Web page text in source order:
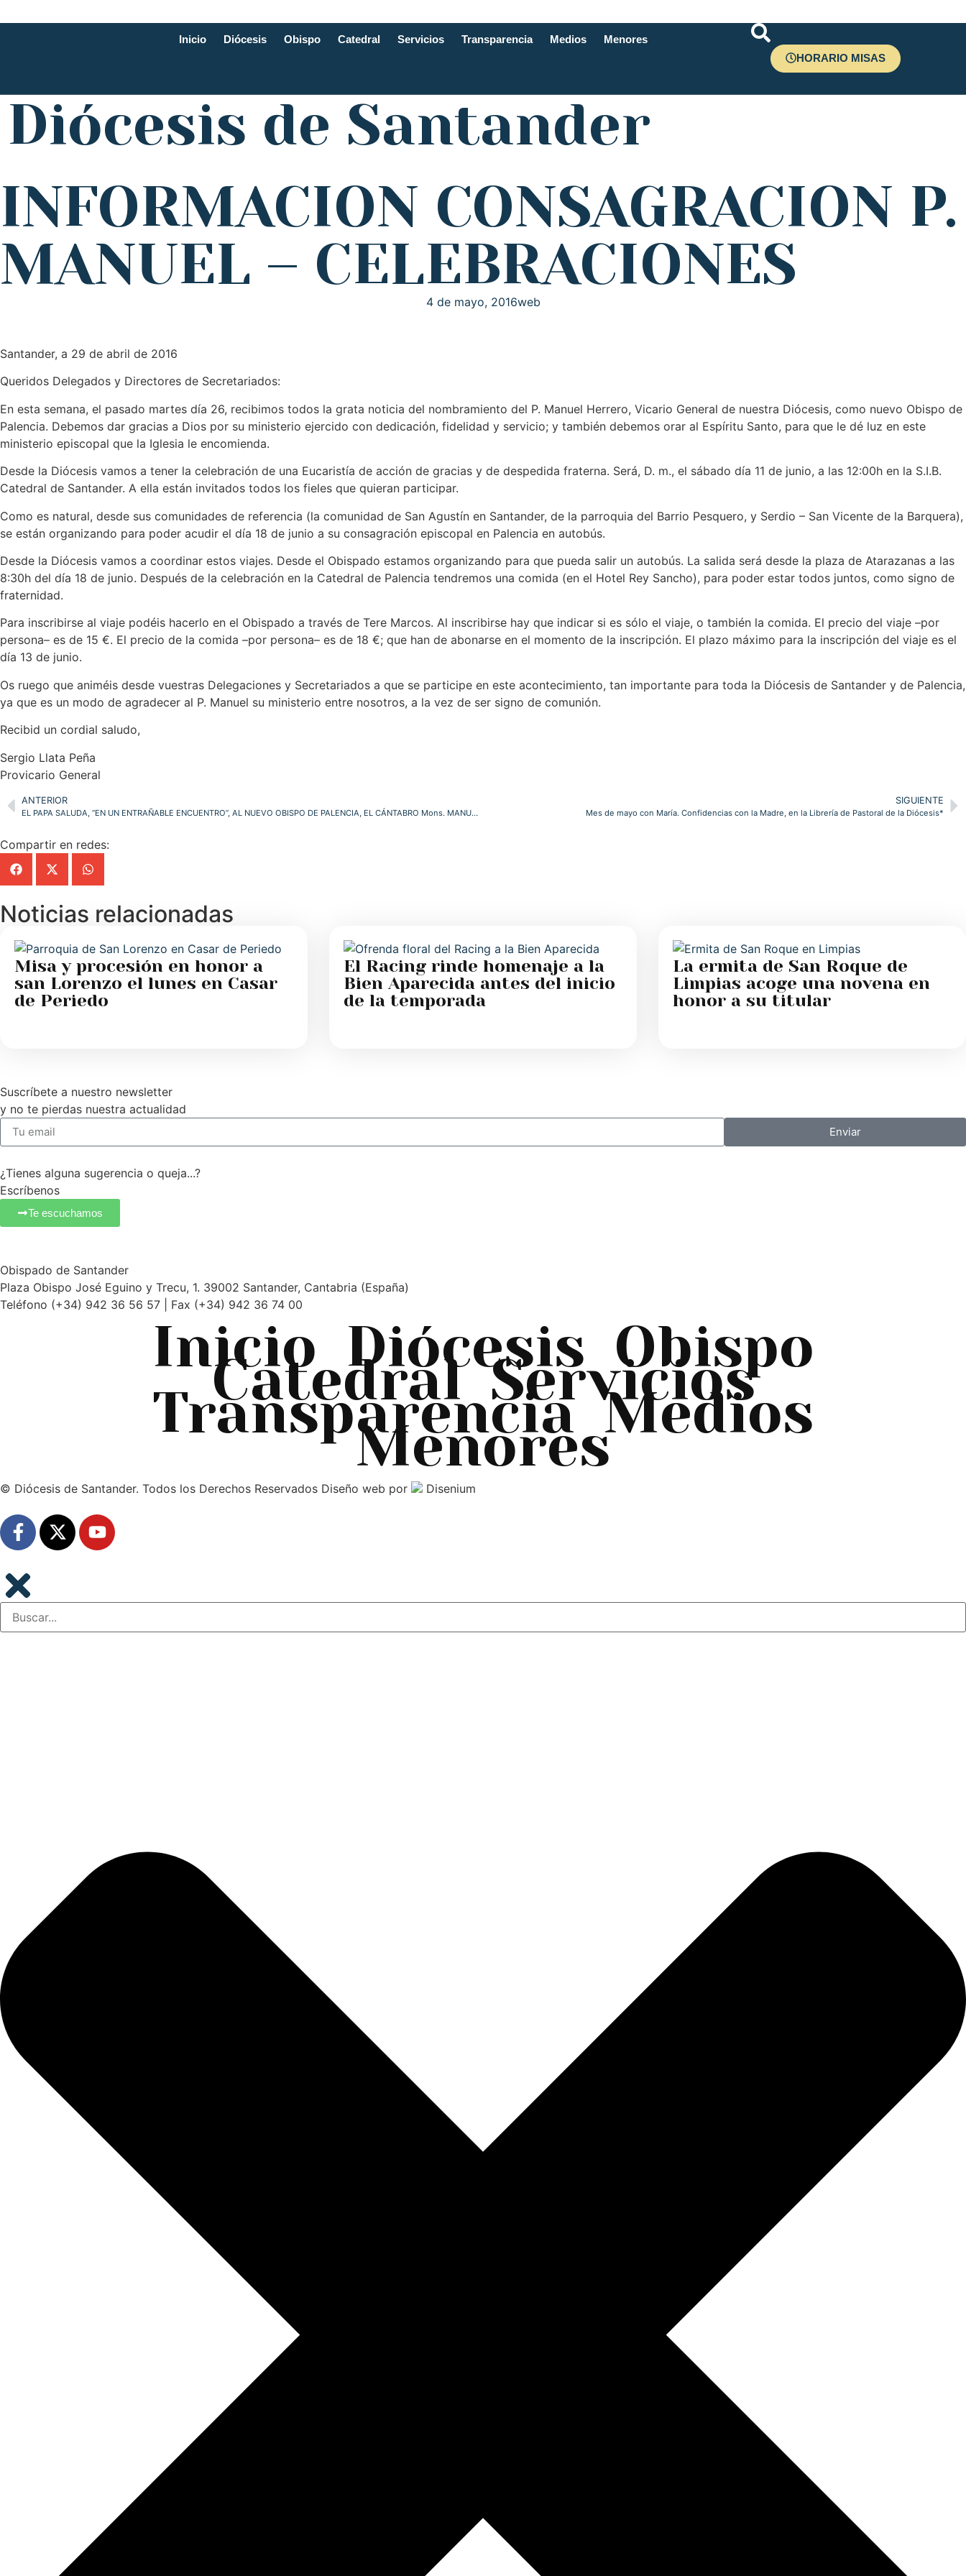
Inicio Diócesis Obispo Catedral Servicios Transparencia Medios
Menores
HORARIO MISAS
Diócesis de Santander
INFORMACION CONSAGRACION P.
MANUEL – CELEBRACIONES
4 de mayo, 2016web
Santander, a 29 de abril de 2016
Queridos Delegados y Directores de Secretariados:
En esta semana, el pasado martes día 26, recibimos todos la grata noticia del nombramiento del P. Manuel Herrero, Vicario General de nuestra Diócesis, como nuevo Obispo de
Palencia. Debemos dar gracias a Dios por su ministerio ejercido con dedicación, fidelidad y servicio; y también debemos orar al Espíritu Santo, para que le dé luz en este
ministerio episcopal que la Iglesia le encomienda.
Desde la Diócesis vamos a tener la celebración de una Eucaristía de acción de gracias y de despedida fraterna. Será, D. m., el sábado día 11 de junio, a las 12:00h en la S.I.B.
Catedral de Santander. A ella están invitados todos los fieles que quieran participar.
Como es natural, desde sus comunidades de referencia (la comunidad de San Agustín en Santander, de la parroquia del Barrio Pesquero, y Serdio – San Vicente de la Barquera),
se están organizando para poder acudir el día 18 de junio a su consagración episcopal en Palencia en autobús.
Desde la Diócesis vamos a coordinar estos viajes. Desde el Obispado estamos organizando para que pueda salir un autobús. La salida será desde la plaza de Atarazanas a las
8:30h del día 18 de junio. Después de la celebración en la Catedral de Palencia tendremos una comida (en el Hotel Rey Sancho), para poder estar todos juntos, como signo de
fraternidad.
Para inscribirse al viaje podéis hacerlo en el Obispado a través de Tere Marcos. Al inscribirse hay que indicar si es sólo el viaje, o también la comida. El precio del viaje –por
persona– es de 15 €. El precio de la comida –por persona– es de 18 €; que han de abonarse en el momento de la inscripción. El plazo máximo para la inscripción del viaje es el
día 13 de junio.
Os ruego que animéis desde vuestras Delegaciones y Secretariados a que se participe en este acontecimiento, tan importante para toda la Diócesis de Santander y de Palencia,
ya que es un modo de agradecer al P. Manuel su ministerio entre nosotros, a la vez de ser signo de comunión.
Recibid un cordial saludo,
Sergio Llata Peña
Provicario General
ANTERIOR
EL PAPA SALUDA, “EN UN ENTRAÑABLE ENCUENTRO”, AL NUEVO OBISPO DE PALENCIA, EL CÁNTABRO Mons. MANUEL HERRERO FERNÁNDEZ
SIGUIENTE
Mes de mayo con María. Confidencias con la Madre, en la Librería de Pastoral de la Diócesis*
Compartir en redes:
Noticias relacionadas
Misa y procesión en honor a
san Lorenzo el lunes en Casar
de Periedo
El Racing rinde homenaje a la
Bien Aparecida antes del inicio
de la temporada
La ermita de San Roque de
Limpias acoge una novena en
honor a su titular
Suscríbete a nuestro newsletter
y no te pierdas nuestra actualidad
Enviar
¿Tienes alguna sugerencia o queja...?
Escríbenos
Te escuchamos
Obispado de Santander
Plaza Obispo José Eguino y Trecu, 1. 39002 Santander, Cantabria (España)
Teléfono (+34) 942 36 56 57 | Fax (+34) 942 36 74 00
Inicio Diócesis Obispo
Catedral Servicios
Transparencia Medios
Menores
© Diócesis de Santander. Todos los Derechos Reservados Diseño web por Disenium